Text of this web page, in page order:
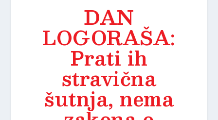
DAN
LOGORAŠA:
Prati ih
stravična
šutnja, nema